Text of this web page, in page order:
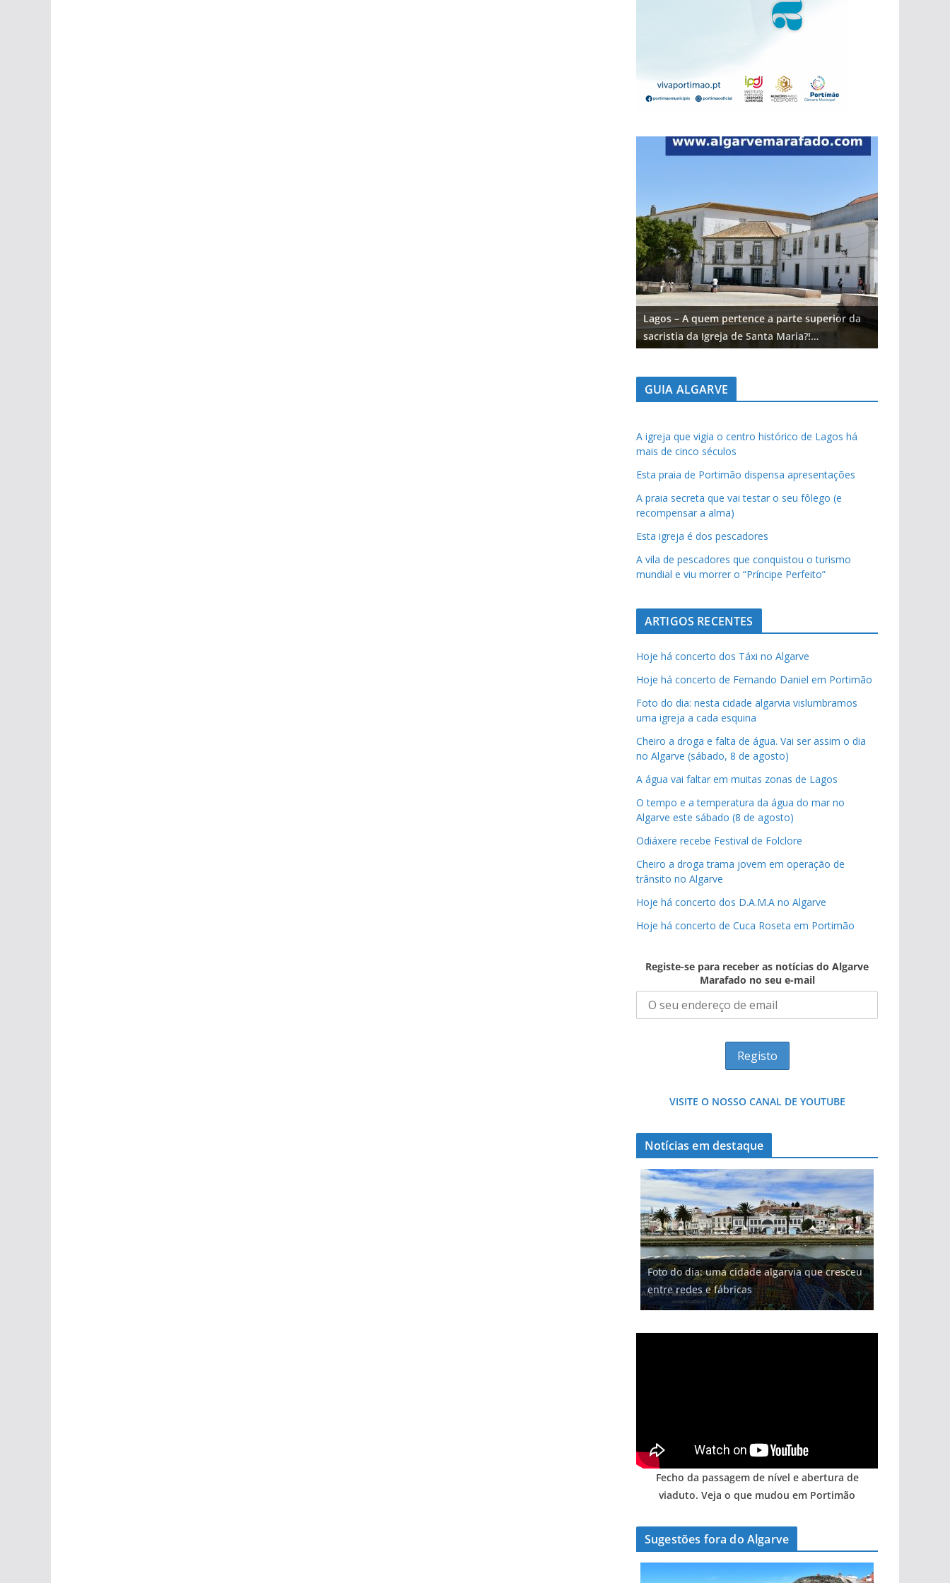
Lagos – A quem pertence a parte superior da
sacristia da Igreja de Santa Maria?!…
GUIA ALGARVE
A igreja que vigia o centro histórico de Lagos há
mais de cinco séculos
Esta praia de Portimão dispensa apresentações
A praia secreta que vai testar o seu fôlego (e
recompensar a alma)
Esta igreja é dos pescadores
A vila de pescadores que conquistou o turismo
mundial e viu morrer o “Príncipe Perfeito”
ARTIGOS RECENTES
Hoje há concerto dos Táxi no Algarve
Hoje há concerto de Fernando Daniel em Portimão
Foto do dia: nesta cidade algarvia vislumbramos
uma igreja a cada esquina
Cheiro a droga e falta de água. Vai ser assim o dia
no Algarve (sábado, 8 de agosto)
A água vai faltar em muitas zonas de Lagos
O tempo e a temperatura da água do mar no
Algarve este sábado (8 de agosto)
Odiáxere recebe Festival de Folclore
Cheiro a droga trama jovem em operação de
trânsito no Algarve
Hoje há concerto dos D.A.M.A no Algarve
Hoje há concerto de Cuca Roseta em Portimão
Registe-se para receber as notícias do Algarve
Marafado no seu e-mail
VISITE O NOSSO CANAL DE YOUTUBE
Notícias em destaque
Foto do dia: uma cidade algarvia que cresceu
entre redes e fábricas
Milagre da água. Fontes emblemáticas do
Algarve voltam a ter vida (com vídeo)
Projeto milionário: investimento de 108
milhões de euros na construção de dois
hotéis (com vídeo)
Tempestades roubam areia de praias e põem
arribas em risco no Algarve (com vídeo)
Tapas do mar a 3 euros cada. Nova rota
gastronómica nasce no Algarve
Fecho da passagem de nível e abertura de
viaduto. Veja o que mudou em Portimão
Sugestões fora do Algarve